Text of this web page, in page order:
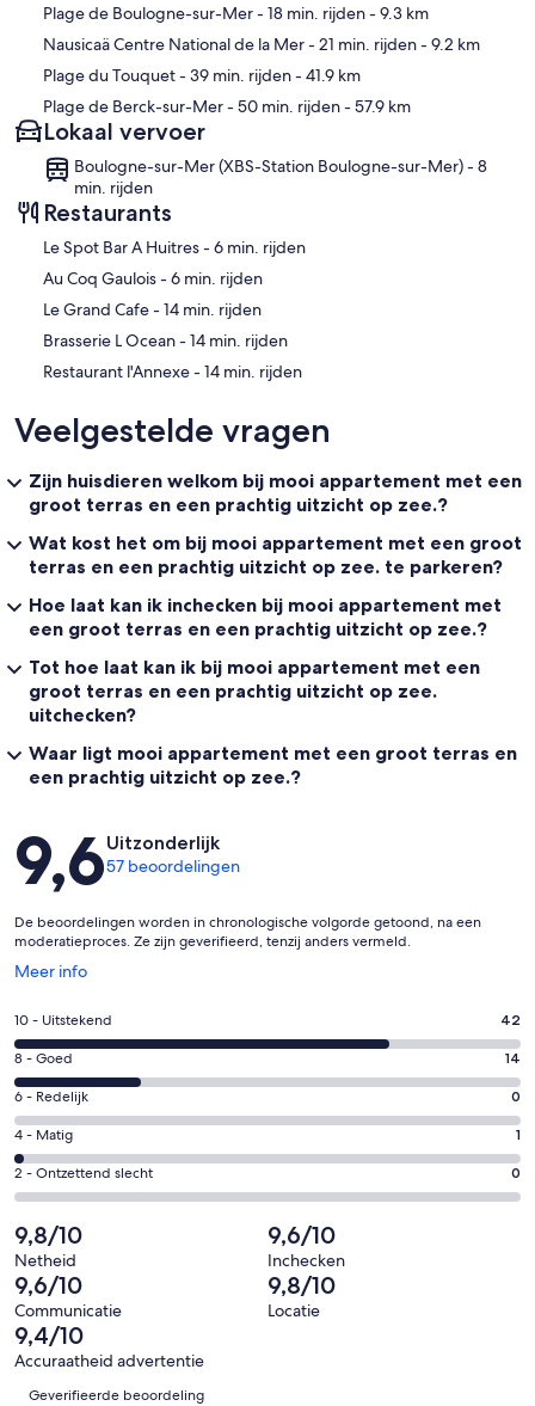
Plage de Boulogne-sur-Mer- 18 min. rijden- 9.3 km
Nausicaä Centre National de la Mer- 21 min. rijden- 9.2 km
Plage du Touquet- 39 min. rijden- 41.9 km
Plage de Berck-sur-Mer- 50 min. rijden- 57.9 km
Lokaal vervoer
Boulogne-sur-Mer (XBS-Station Boulogne-sur-Mer) - 8
min. rijden
Restaurants
‪Le Spot Bar A Huitres - ‬6 min. rijden
‪Au Coq Gaulois - ‬6 min. rijden
‪Le Grand Cafe - ‬14 min. rijden
‪Brasserie L Ocean - ‬14 min. rijden
‪Restaurant l'Annexe - ‬14 min. rijden
Veelgestelde vragen
Zijn huisdieren welkom bij mooi appartement met een
groot terras en een prachtig uitzicht op zee.?
Wat kost het om bij mooi appartement met een groot
terras en een prachtig uitzicht op zee. te parkeren?
Hoe laat kan ik inchecken bij mooi appartement met
een groot terras en een prachtig uitzicht op zee.?
Tot hoe laat kan ik bij mooi appartement met een
groot terras en een prachtig uitzicht op zee.
uitchecken?
Waar ligt mooi appartement met een groot terras en
een prachtig uitzicht op zee.?
Beoordelingen
9,6Uitzonderlijk
57 beoordelingen
De beoordelingen worden in chronologische volgorde getoond, na een
moderatieproces. Ze zijn geverifieerd, tenzij anders vermeld.
Meer info
Opent
een
nieuw
venster
Gastenscore:
10
-
Uitstekend.
42
van
57
beoordelingen
10 - Uitstekend 42
Gastenscore:
8
-
Goed.
14
van
beoordelingen
8 - Goed 14
Gastenscore:
6
-
Redelijk.
0
van
57
beoordelingen
6 - Redelijk 0
Gastenscore:
4
-
1
van
57
beoordelingen
4 - Matig 1
Gastenscore:
2
-
Ontzettend
slecht.
0
van
57
2 - Ontzettend slecht 0
9,8/10
Netheid
9,6/10
Inchecken
9,6/10
Communicatie
9,8/10
Locatie
9,4/10
Accuraatheid advertentie
Beoordelingen
Geverifieerde beoordeling